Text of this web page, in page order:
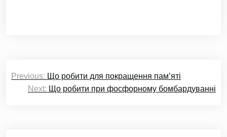
записів
Previous: Що робити для покращення памʼяті
Next: Що робити при фосфорному бомбардуванні